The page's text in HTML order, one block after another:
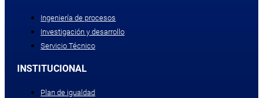
Ingeniería de procesos
Investigación y desarrollo
Servicio Técnico
INSTITUCIONAL
Plan de igualdad